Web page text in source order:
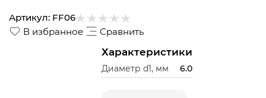
В избранное Сравнить
Артикул: FF06
Характеристики
Диаметр d1, мм 6.0